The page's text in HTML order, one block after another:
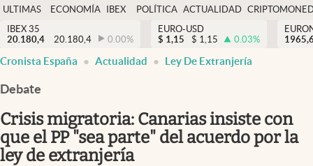
USA
Actualidad
Criptomonedas
España
ULTIMAS
NOTICIAS
ECONOMÍA
FINANZAS
IBEX
EURO
POLÍTICA ACTUALIDAD
IBEX 35
20.180,4
20.180,4 0.00%
EURO-USD
$ 1,15 $ 1,15 0.03%
Cronista España Actualidad Ley De Extranjería
Debate
Crisis migratoria: Canarias insiste con
que el PP "sea parte" del acuerdo por la
ley de extranjería